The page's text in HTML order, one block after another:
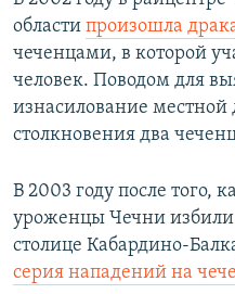
области произошла
чеченцами, в которой
человек. Поводом для
изнасилование местной
столкновения два
В 2003 году после того,
уроженцы Чечни избили
столице Кабардино-
серия нападений на